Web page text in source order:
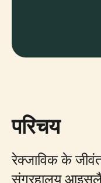
परिचय
रेक्जाविक के
संग्रहालय